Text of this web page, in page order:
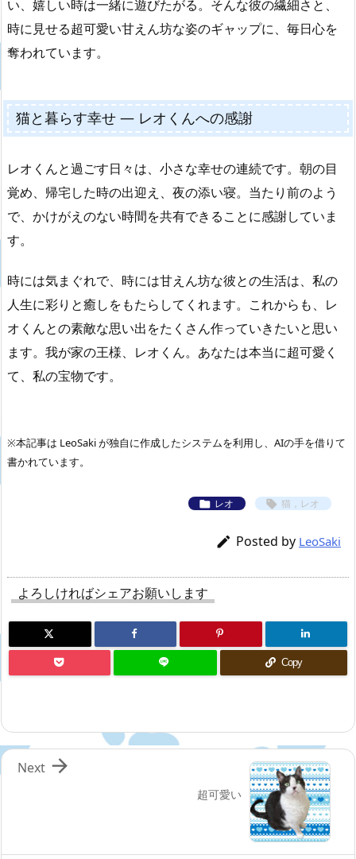
い、嬉しい時は一緒に遊びたがる。そんな彼の繊細さと、
時に見せる超可愛い甘えん坊な姿のギャップに、毎日心を
奪われています。
猫と暮らす幸せ — レオくんへの感謝
レオくんと過ごす日々は、小さな幸せの連続です。朝の目
覚め、帰宅した時の出迎え、夜の添い寝。当たり前のよう
で、かけがえのない時間を共有できることに感謝していま
す。
時には気まぐれで、時には甘えん坊な彼との生活は、私の
人生に彩りと癒しをもたらしてくれます。これからも、レ
オくんとの素敵な思い出をたくさん作っていきたいと思い
ます。我が家の王様、レオくん。あなたは本当に超可愛く
て、私の宝物です。
※本記事は LeoSaki が独自に作成したシステムを利用し、AIの手を借りて
書かれています。
 レオ  猫，レオ
 Posted by LeoSaki
よろしければシェアお願いします
Copy
超可愛い

Next